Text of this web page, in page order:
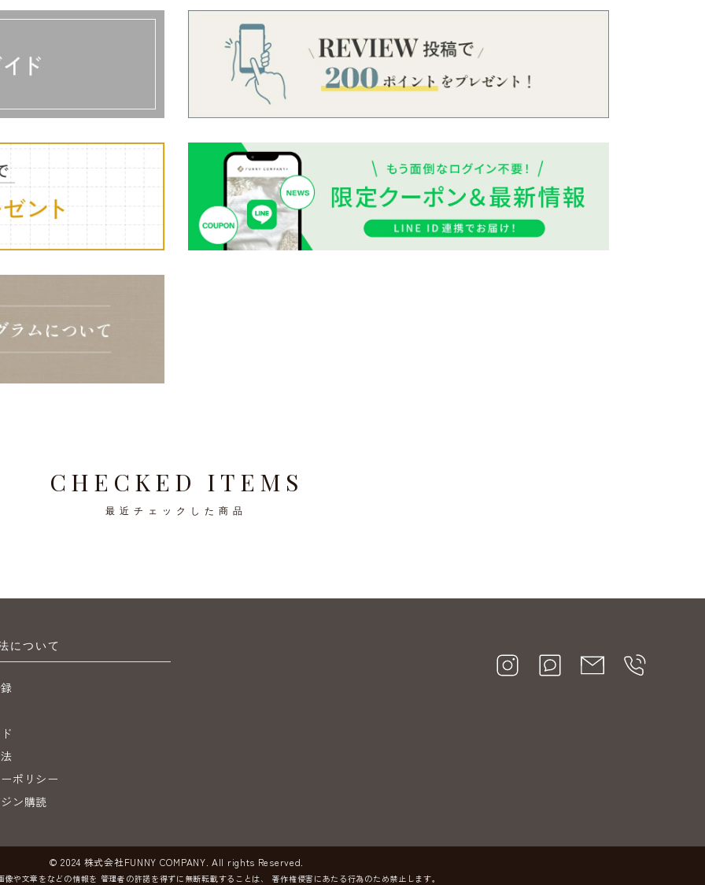
CHECKED ITEMS
最近チェックした商品
について
ポリシー
ン購読
© 2024 株式会社FUNNY COMPANY. All rights Reserved.
像や文章をなどの情報を 管理者の許諾を得ずに無断転載することは、 著作権侵害にあたる行為のため禁止します。